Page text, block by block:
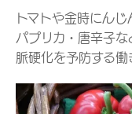
トマトや金時にんじ
パプリカ・唐辛子
脈硬化を予防する働